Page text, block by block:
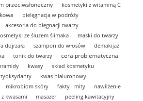
przeciwsłoneczny
kosmetyki z witaminą C
pielęgnacja w podróży
akcesoria do pięgnacji twarzy
ze śluzem ślimaka
maski do twarzy
dojrzała szampon do włosów
demakijaż
tonik do twarzy cera problematyczna
kwasy
skład kosmetyku
kwas hialuronowy
mikrobiom skóry fakty i mity
nawilżenie
kwasami masażer
peeling kawitacyjny